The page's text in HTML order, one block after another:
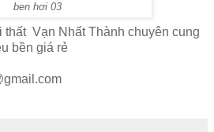
ben hơi 03
thất Vạn Nhất Thành chuyên cung
bền giá rẻ